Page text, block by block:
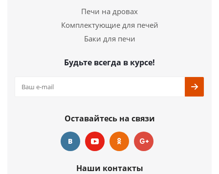
Печи на дровах
Комплектующие для печей
Баки для печи
Будьте всегда в курсе!
Оставайтесь на связи
Наши контакты